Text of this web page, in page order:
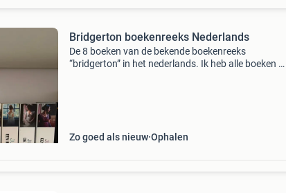
Bridgerton boekenreeks Nederlands
De 8 boeken van de bekende boekenreeks
“bridgerton” in het nederlands. Ik heb alle boeken 1x
Zo goed als nieuw Ophalen